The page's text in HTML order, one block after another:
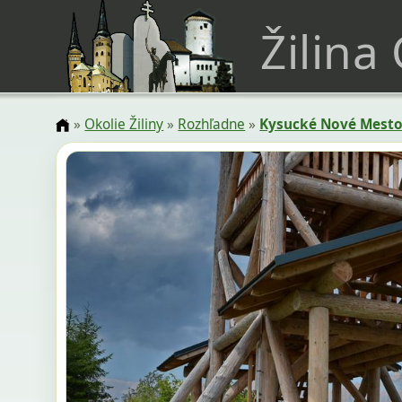
Žilina
» Okolie Žiliny» Rozhľadne » Kysucké Nové